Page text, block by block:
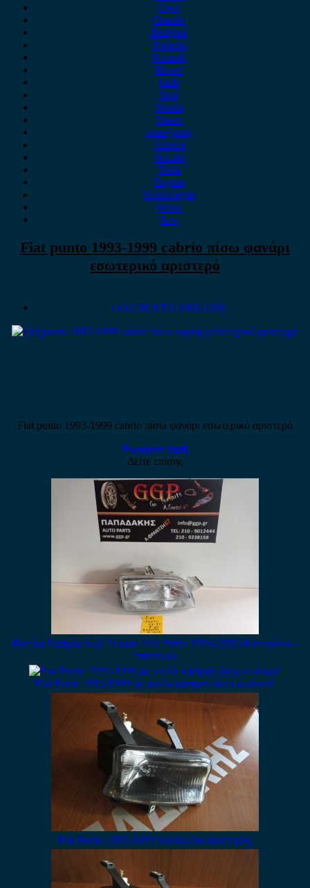
Opel
Omoda
Peugeot
Porsche
Renault
Rover
Saab
Seat
Skoda
Smart
ssangyong
Subaru
Suzuki
Tesla
Toyota
Volkswagen
Volvo
Xev
Fiat punto 1993-1999 cabrio πίσω φανάρι
εσωτερικό αριστερό
FIAT PUNTO 1993-1999
Fiat punto 1993-1999 cabrio πίσω φανάρι εσωτερικό αριστερό
Ρωτήστε τιμή
Δείτε επίσης
Φανάρι Εμπρός Δεξί 2λαμπο Fiat Punto 1993-1999 (Καινούριο –
Imitation)
Fiat Punto 1995-1999 με ρολόι καντράν άνευ κωδικού
Fiat Punto 1993-1999 προβολέας αριστερός